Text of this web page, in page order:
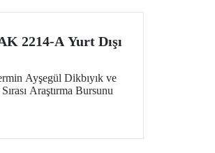
2214-A Yurt Dışı
Ayşegül Dikbıyık ve
Araştırma Bursunu